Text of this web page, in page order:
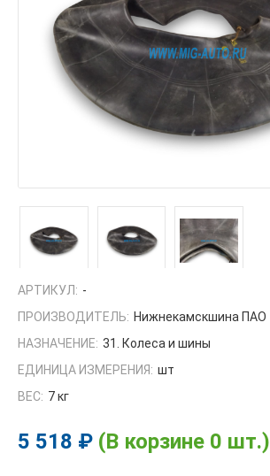
АРТИКУЛ: -
ПРОИЗВОДИТЕЛЬ: Нижнекамскшина ПАО
НАЗНАЧЕНИЕ: 31. Колеса и шины
ЕДИНИЦА ИЗМЕРЕНИЯ: шт
ВЕС: 7 кг
5 518 ₽ (В корзине 0 шт.)